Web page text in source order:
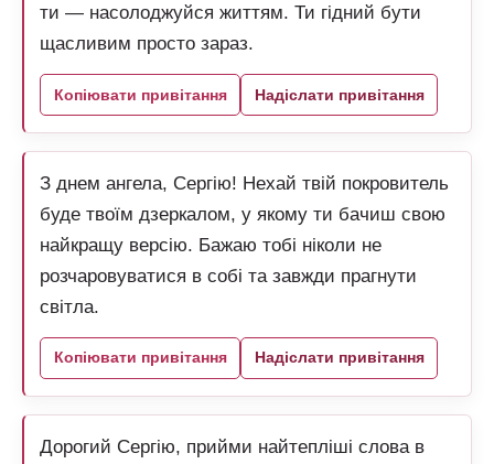
ти — насолоджуйся життям. Ти гідний бути
щасливим просто зараз.
Копіювати привітання Надіслати привітання
З днем ангела, Сергію! Нехай твій покровитель
буде твоїм дзеркалом, у якому ти бачиш свою
найкращу версію. Бажаю тобі ніколи не
розчаровуватися в собі та завжди прагнути
світла.
Копіювати привітання Надіслати привітання
Дорогий Сергію, прийми найтепліші слова в